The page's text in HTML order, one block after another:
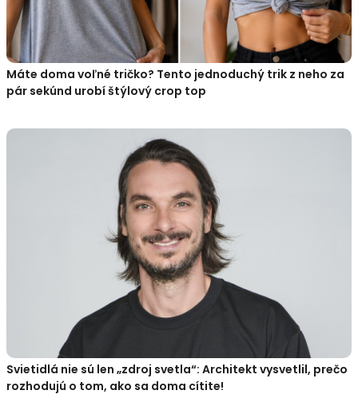
Máte doma voľné tričko? Tento jednoduchý trik z neho za
pár sekúnd urobí štýlový crop top
Svietidlá nie sú len „zdroj svetla“: Architekt vysvetlil, prečo
rozhodujú o tom, ako sa doma cítite!